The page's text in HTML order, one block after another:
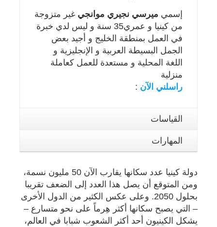
إسمي ميرسي نجيري موانجي غير متزوجة
من كينيا و عمري35 سنة و ليس لدي خبرة
في العمل بمنطقة الخليج و أجيد بعض
الجمل البسيطة العربية و الإنجليزية و
اللغة المحلية و مستعدة للعمل كعاملة
منزلية
راسلني الآن :
القياسات
المهارات
دولة كينيا عدد سكانها يقارب الآن 50 مليون نسمة،
ومن المتوقع أن يصل هذا العدد إلى الضعف تقريبا
بحلول 2050. وعلى عكس الكثير من الدول الأخرى
– التي يصبح سكانها أكثر هِرماً على نحو متسارع –
يشكل الكينيون أحد أكثر الشعوب شبابا في العالم،